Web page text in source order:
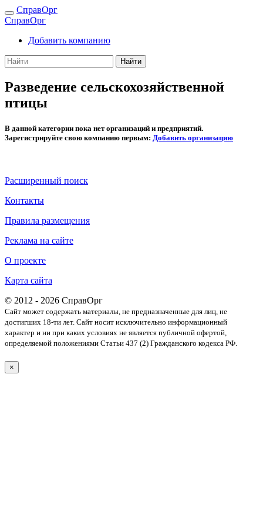
СправОрг
СправОрг
Добавить компанию
Найти
Разведение сельскохозяйственной
птицы
В данной категории пока нет организаций и предприятий.
Зарегистрируйте свою компанию первым: Добавить организацию
Расширенный поиск
Контакты
Правила размещения
Реклама на сайте
О проекте
Карта сайта
© 2012 - 2026 СправОрг
Сайт может содержать материалы, не предназначенные для лиц, не
достигших 18-ти лет. Cайт носит исключительно информационный
характер и ни при каких условиях не является публичной офертой,
определяемой положениями Статьи 437 (2) Гражданского кодекса РФ.
×